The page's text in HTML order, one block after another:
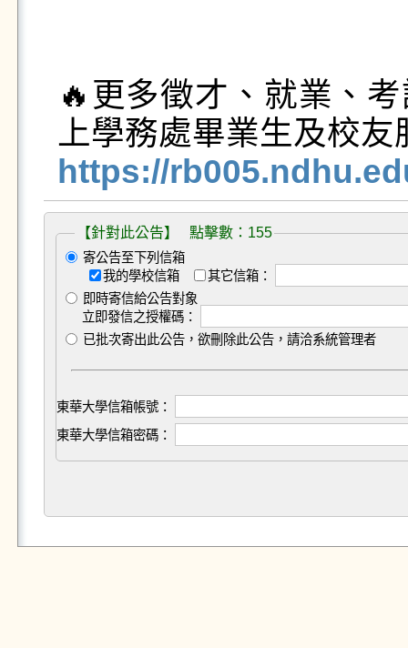
🔥更多徵才、就業、
https://
【針對此公告】 點擊數：155
寄公告至下列信箱
我的學校信箱
其它信箱：
即時寄信給公告對象
立即發信之授權碼：
已批次寄出此公告，欲刪除此公告，請洽系統管理者
東華大學信箱帳號：
東華大學信箱密碼：